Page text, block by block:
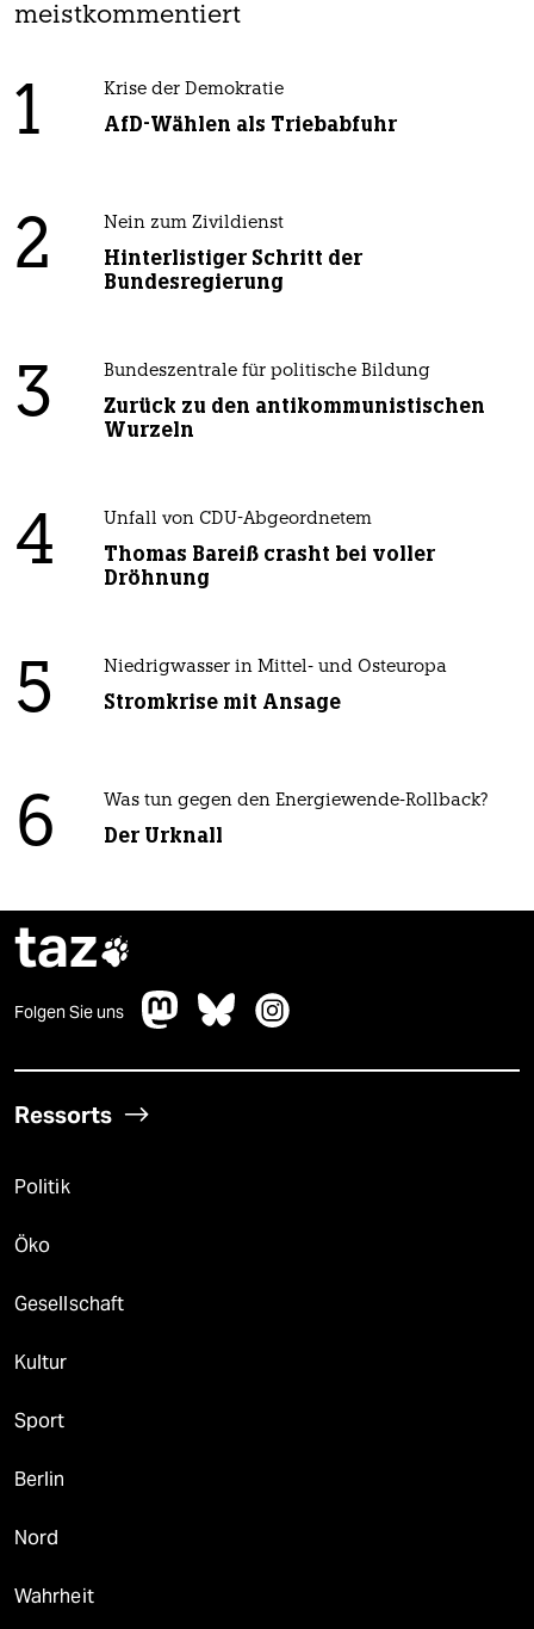
meistkommentiert
1 Krise der Demokratie
AfD-Wählen als Triebabfuhr
2 Nein zum Zivildienst
Hinterlistiger Schritt der
Bundesregierung
3 Bundeszentrale für politische Bildung
Zurück zu den antikommunistischen
Wurzeln
4 Unfall von CDU-Abgeordnetem
Thomas Bareiß crasht bei voller
Dröhnung
5 Niedrigwasser in Mittel- und Osteuropa
Stromkrise mit Ansage
6 Was tun gegen den Energiewende-Rollback?
Der Urknall
taz
Folgen Sie uns
Ressorts
Politik
Öko
Gesellschaft
Kultur
Sport
Berlin
Nord
Wahrheit